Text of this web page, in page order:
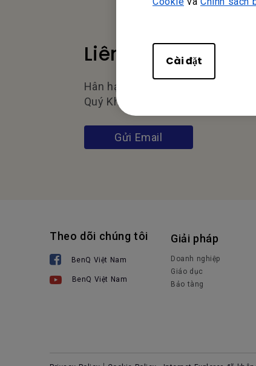
Cài đặt
Liên hệ chúng tôi
Hân hạnh nhận được phản hồi từ
Quý Khách Hàng/ Đối Tác
Gửi Email
Theo dõi chúng tôi
BenQ Việt Nam
BenQ Việt Nam
Giải pháp
Doanh nghiệp
Giáo dục
Bảo tàng